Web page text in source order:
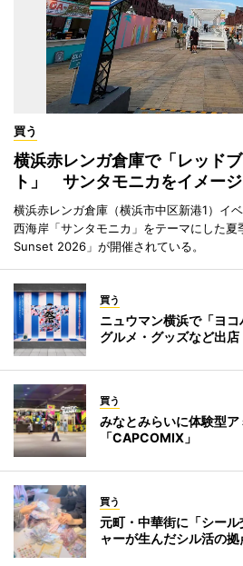
買う
横浜赤レンガ倉庫で「レッド
ト」 サンタモニカをイメー
横浜赤レンガ倉庫（横浜市中区新港1）イ
西海岸「サンタモニカ」をテーマにした
Sunset 2026」が開催されている。
買う
ニュウマン横浜で「ヨ
グルメ・グッズなど出店
買う
みなとみらいに体験型
「CAPCOMIX」
買う
元町・中華街に「シー
ャーが生んだシル活の拠